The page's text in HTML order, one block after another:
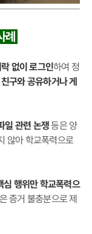
례
없이 로그인하여 정
구와 공유하거나 게
일 관련 논쟁등은 양
않아 학교폭력으로
심 행위만 학교폭력으
증거 불충분으로 제